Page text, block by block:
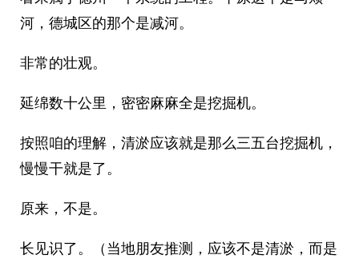
河，德城区的那个是减河。
非常的壮观。
延绵数十公里，密密麻麻全是挖掘机。
按照咱的理解，清淤应该就是那么三五台挖掘机，
慢慢干就是了。
原来，不是。
长见识了。（当地朋友推测，应该不是清淤，而是